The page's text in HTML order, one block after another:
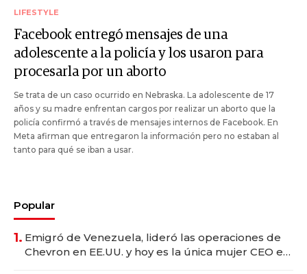
LIFESTYLE
Facebook entregó mensajes de una
adolescente a la policía y los usaron para
procesarla por un aborto
Se trata de un caso ocurrido en Nebraska. La adolescente de 17
años y su madre enfrentan cargos por realizar un aborto que la
policía confirmó a través de mensajes internos de Facebook. En
Meta afirman que entregaron la información pero no estaban al
tanto para qué se iban a usar.
Popular
1. Emigró de Venezuela, lideró las operaciones de
Chevron en EE.UU. y hoy es la única mujer CEO en